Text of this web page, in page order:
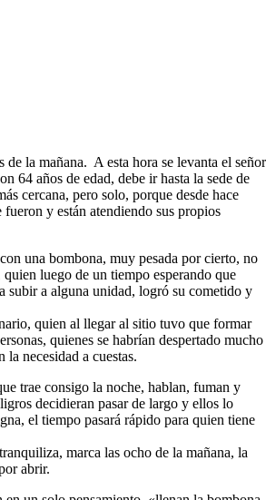
de la mañana. A esta hora se levanta el señor
64 años de edad, debe ir hasta la sede de
cercana, pero solo, porque desde hace
fueron y están atendiendo sus propios
una bombona, muy pesada por cierto, no
luego de un tiempo esperando que
subir a alguna unidad, logró su cometido y
quien al llegar al sitio tuvo que formar
quienes se habrían despertado mucho
la necesidad a cuestas.
trae consigo la noche, hablan, fuman y
decidieran pasar de largo y ellos lo
el tiempo pasará rápido para quien tiene
marca las ocho de la mañana, la
abrir.